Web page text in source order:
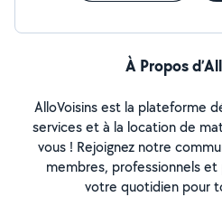
À Propos
AlloVoisins est la plateforme
services et à la location de
vous ! Rejoignez notre
membres, professionnels
votre quotidien pour